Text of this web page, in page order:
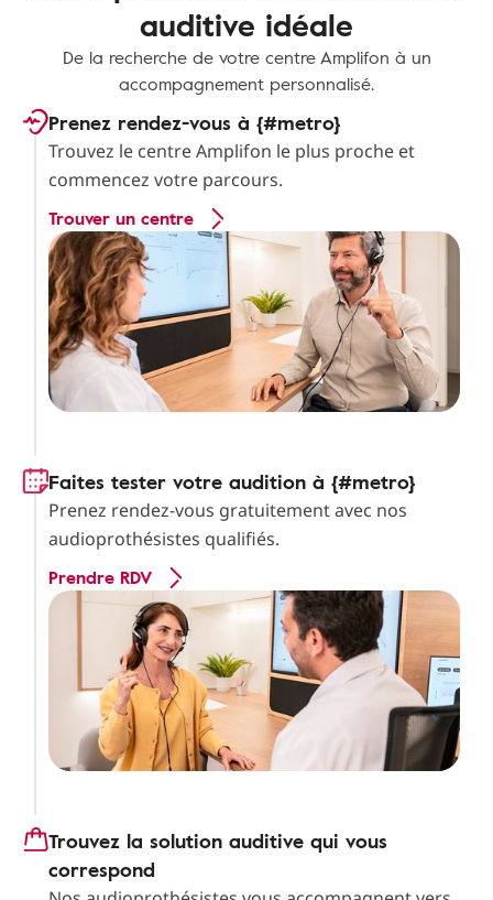
auditive idéale
De la recherche de votre centre Amplifon à un
accompagnement personnalisé.
Prenez rendez-vous à {#metro}
Trouvez le centre Amplifon le plus proche et
commencez votre parcours.
Trouver un centre
Faites tester votre audition à {#metro}
Prenez rendez-vous gratuitement avec nos
audioprothésistes qualifiés.
Prendre RDV
Trouvez la solution auditive qui vous
correspond